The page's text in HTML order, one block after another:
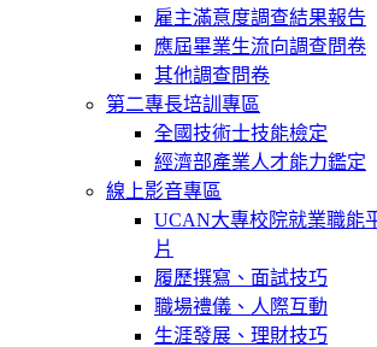
雇主滿意度調查結果報告
應屆畢業生流向調查問卷
其他調查問卷
第二專長培訓專區
全國技術士技能檢定
經濟部產業人才能力鑑定
線上影音專區
UCAN大專校院就業職能
片
履歷撰寫、面試技巧
職場禮儀、人際互動
生涯發展、理財技巧